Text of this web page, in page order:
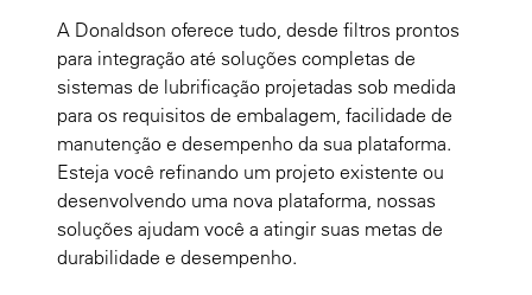
A Donaldson oferece tudo, desde filtros prontos
para integração até soluções completas de
sistemas de lubrificação projetadas sob medida
para os requisitos de embalagem, facilidade de
manutenção e desempenho da sua plataforma.
Esteja você refinando um projeto existente ou
desenvolvendo uma nova plataforma, nossas
soluções ajudam você a atingir suas metas de
durabilidade e desempenho.